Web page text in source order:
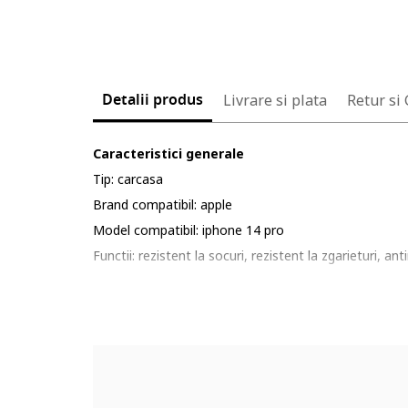
Detalii produs Livrare si plata Retur si
Caracteristici generale
Tip: carcasa
Brand compatibil: apple
Model compatibil: iphone 14 pro
Functii: rezistent la socuri, rezistent la zgarieturi,